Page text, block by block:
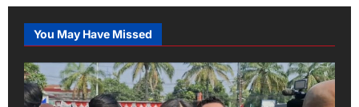
You May Have Missed